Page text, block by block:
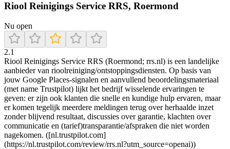
Riool Reinigings Service RRS, Roermond
Nu open
2.1
Riool Reinigings Service RRS (Roermond; rrs.nl) is een landelijke
aanbieder van rioolreiniging/ontstoppingsdiensten. Op basis van
jouw Google Places-signalen en aanvullend beoordelingsmateriaal
(met name Trustpilot) lijkt het bedrijf wisselende ervaringen te
geven: er zijn ook klanten die snelle en kundige hulp ervaren, maar
er komen tegelijk meerdere meldingen terug over herhaalde inzet
zonder blijvend resultaat, discussies over garantie, klachten over
communicatie en (tarief)transparantie/afspraken die niet worden
nagekomen. ([nl.trustpilot.com]
(https://nl.trustpilot.com/review/rrs.nl?utm_source=openai))